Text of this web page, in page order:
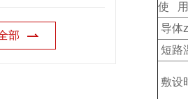
部
使
导体
短路
敷设